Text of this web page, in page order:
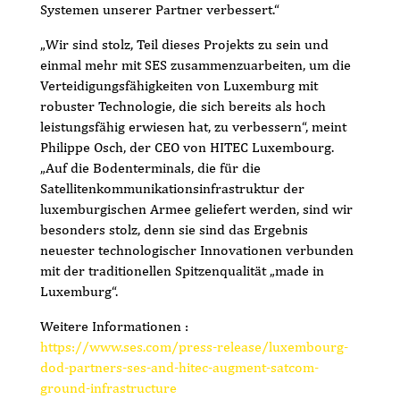
Systemen unserer Partner verbessert.“
„Wir sind stolz, Teil dieses Projekts zu sein und
einmal mehr mit SES zusammenzuarbeiten, um die
Verteidigungsfähigkeiten von Luxemburg mit
robuster Technologie, die sich bereits als hoch
leistungsfähig erwiesen hat, zu verbessern“, meint
Philippe Osch, der CEO von HITEC Luxembourg.
„Auf die Bodenterminals, die für die
Satellitenkommunikationsinfrastruktur der
luxemburgischen Armee geliefert werden, sind wir
besonders stolz, denn sie sind das Ergebnis
neuester technologischer Innovationen verbunden
mit der traditionellen Spitzenqualität „made in
Luxemburg“.
Weitere Informationen :
https://www.ses.com/press-release/luxembourg-
dod-partners-ses-and-hitec-augment-satcom-
ground-infrastructure